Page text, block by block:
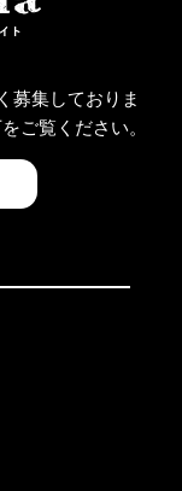
募集しておりま
ご覧ください。